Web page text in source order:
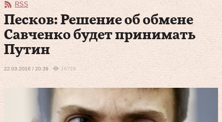
RSS
Песков: Решение об обмене
Савченко будет принимать
Путин
22.03.2016 / 20:39 16729